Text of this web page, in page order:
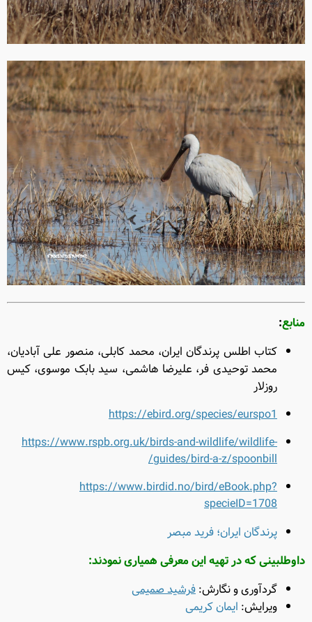
منابع:
کتاب اطلس پرندگان ایران، محمد کابلی، منصور علی آبادیان،
محمد توحیدی فر، علیرضا هاشمی، سید بابک موسوی، کیس
روزلار
https://ebird.org/species/eurspo1
https://www.rspb.org.uk/birds-and-wildlife/wildlife-
guides/bird-a-z/spoonbill/
https://www.birdid.no/bird/eBook.php?
specieID=1708
پرندگان ایران؛ فرید مبصر
داوطلبینی که در تهیه این معرفی همیاری نمودند:
گردآوری و نگارش:‌فرشید صمیمی
ویرایش: ایمان کریمی